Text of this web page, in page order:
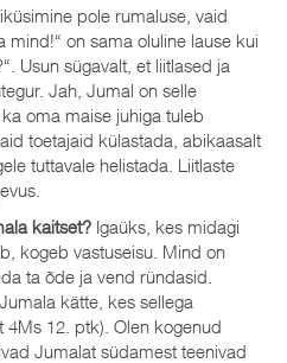
pole rumaluse, vaid
mind!“ on sama oluline lause kui
Usun sügavalt, et liitlased ja
Jah, Jumal on selle
oma maise juhiga tuleb
toetajaid külastada, abikaasalt
tuttavale helistada. Liitlaste
kaitset? Igaüks, kes midagi
kogeb vastuseisu. Mind on
ta õde ja vend ründasid.
kätte, kes sellega
4Ms 12. ptk). Olen kogenud
Jumalat südamest teenivad